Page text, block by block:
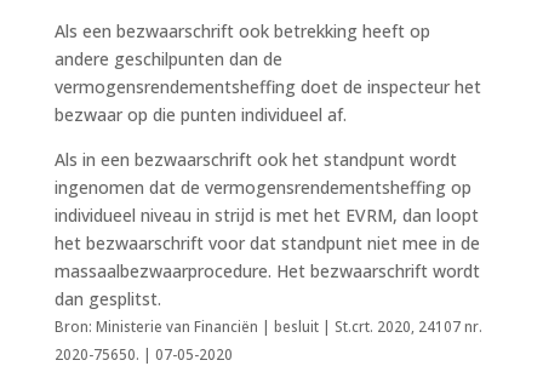
Als een bezwaarschrift ook betrekking heeft op
andere geschilpunten dan de
vermogensrendementsheffing doet de inspecteur het
bezwaar op die punten individueel af.
Als in een bezwaarschrift ook het standpunt wordt
ingenomen dat de vermogensrendementsheffing op
individueel niveau in strijd is met het EVRM, dan loopt
het bezwaarschrift voor dat standpunt niet mee in de
massaalbezwaarprocedure. Het bezwaarschrift wordt
dan gesplitst.
Bron: Ministerie van Financiën | besluit | St.crt. 2020, 24107 nr.
2020-75650. | 07-05-2020